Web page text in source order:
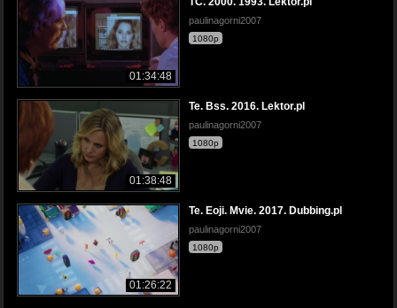
01:34:48
paulinagorni2007
1080p
01:38:48
Te. Bss. 2016. Lektor.pl
paulinagorni2007
1080p
01:26:22
Te. Eoji. Mvie. 2017. Dubbing.pl
paulinagorni2007
1080p